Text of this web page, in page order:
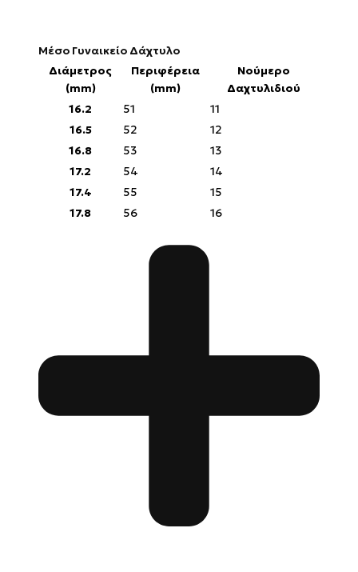
Μέσο Γυναικείο Δάχτυλο
Διάμετρος
(mm)
Περιφέρεια
(mm)
Νούμερο
Δαχτυλιδιού
16.2
51
11
16.5
52
12
16.8
53
13
17.2
54
14
17.4
55
15
17.8
56 16